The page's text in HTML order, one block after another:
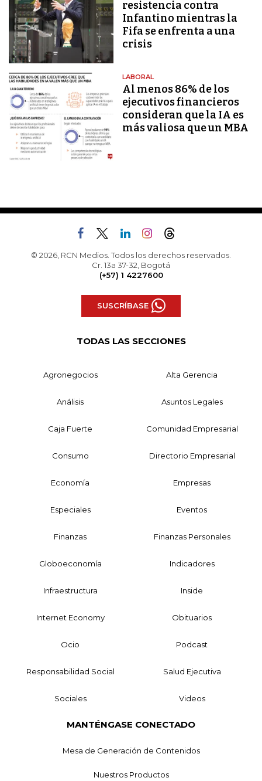
resistencia contra
Infantino mientras la
Fifa se enfrenta a una
crisis
LABORAL
Al menos 86% de los
ejecutivos financieros
consideran que la IA es
más valiosa que un MBA
© 2026, RCN Medios. Todos los derechos reservados.
Cr. 13a 37-32, Bogotá
(+57) 1 4227600
SUSCRÍBASE
TODAS LAS SECCIONES
Agronegocios Alta Gerencia
Análisis Asuntos Legales
Caja Fuerte Comunidad Empresarial
Consumo Directorio Empresarial
Economía Empresas
Especiales Eventos
Finanzas Finanzas Personales
Globoeconomía Indicadores
Infraestructura Inside
Internet Economy Obituarios
Ocio Podcast
Responsabilidad Social Salud Ejecutiva
Sociales Videos
MANTÉNGASE CONECTADO
Mesa de Generación de Contenidos
Nuestros Productos